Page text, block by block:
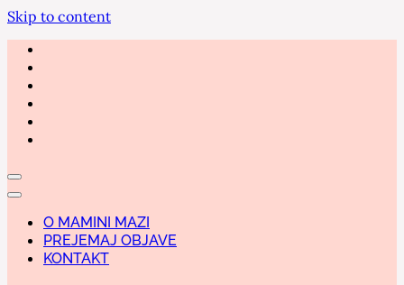
Skip to content
O MAMINI MAZI
PREJEMAJ OBJAVE
KONTAKT